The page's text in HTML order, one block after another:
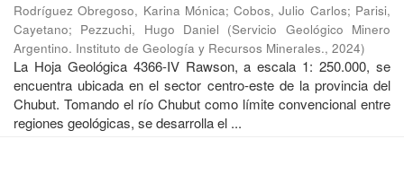
Rodríguez Obregoso, Karina Mónica;Cobos, Julio Carlos; Parisi,
Cayetano; Pezzuchi, Hugo Daniel (Servicio Geológico Minero
Argentino. Instituto de Geología y Recursos Minerales., 2024)
La Hoja Geológica 4366-IV Rawson, a escala 1: 250.000, se
encuentra ubicada en el sector centro-este de la provincia del
Chubut. Tomando el río Chubut como límite convencional entre
regiones geológicas, se desarrolla el ...